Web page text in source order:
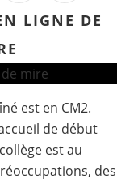
LIGNE DE
est en CM2.
de début
est au
des